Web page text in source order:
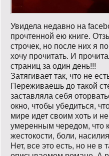
Увидела недавно на
прочтенной ею книге.
строчек, но после них я
хочу прочитать. И
страниц за один день!!!
Затягивает так, что не
Переживаешь до такой
заставляла себя
окно, чтобы убедиться,
мире идет своим хоть и
умеренным чередом, что
жестокости, боли,
Нет, все это есть, но не в